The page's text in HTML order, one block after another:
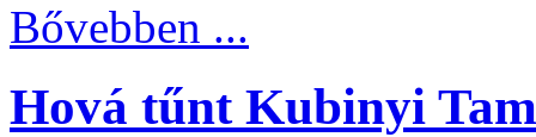
Bővebben ...
Hová tűnt Kubinyi